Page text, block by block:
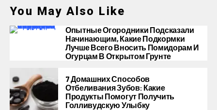
You May Also Like
Опытные Огородники Подсказали
Начинающим, Какие Подкормки
Лучше Всего Вносить Помидорам И
Огурцам В Открытом Грунте
7 Домашних Способов
Отбеливания Зубов: Какие
Продукты Помогут Получить
Голливудскую Улыбку